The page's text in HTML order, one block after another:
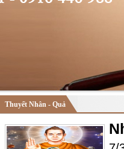
Thuyết Nhân - Quả